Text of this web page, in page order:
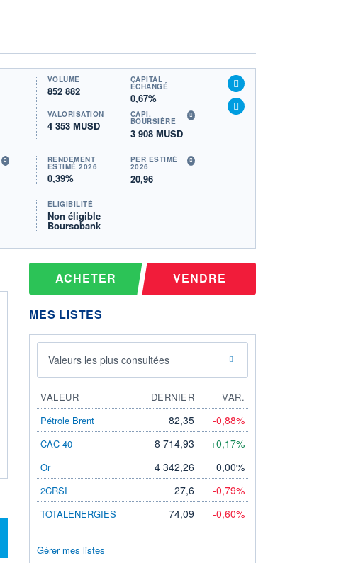
VOLUME
852 882
CAPITAL
ÉCHANGÉ
0,67%
VALORISATION
4 353 MUSD
CAPI.
BOURSIÈRE
3 908 MUSD
RENDEMENT
ESTIMÉ 2026
0,39%
PER ESTIMÉ
2026
20,96
ÉLIGIBILITÉ
Non éligible
Boursobank
ACHETER VENDRE
MES LISTES
Valeurs les plus consultées
VALEUR DERNIER
VAR.
Pétrole Brent
82,35 -0,88%
CAC 40 8 714,93 +0,17%
Or 4 342,26 0,00%
2CRSI 27,6 -0,79%
TOTALENERGIES 74,09 -0,60%
Gérer mes listes